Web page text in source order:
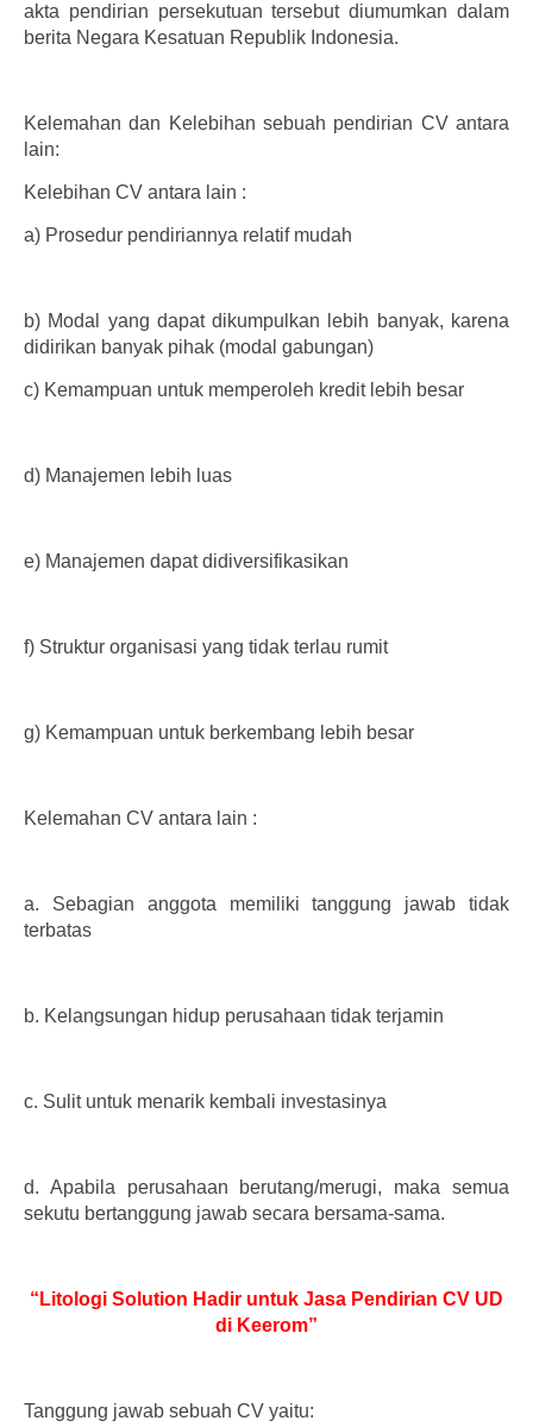
akta pendirian persekutuan tersebut diumumkan dalam
berita Negara Kesatuan Republik Indonesia.
Kelemahan dan Kelebihan sebuah pendirian CV antara
lain:
Kelebihan CV antara lain :
a) Prosedur pendiriannya relatif mudah
b) Modal yang dapat dikumpulkan lebih banyak, karena
didirikan banyak pihak (modal gabungan)
c) Kemampuan untuk memperoleh kredit lebih besar
d) Manajemen lebih luas
e) Manajemen dapat didiversifikasikan
f) Struktur organisasi yang tidak terlau rumit
g) Kemampuan untuk berkembang lebih besar
Kelemahan CV antara lain :
a.
Sebagian anggota memiliki tanggung jawab tidak
terbatas
b. Kelangsungan hidup perusahaan tidak terjamin
c. Sulit untuk menarik kembali investasinya
d. Apabila perusahaan berutang/merugi, maka semua
sekutu bertanggung jawab secara bersama-sama.
“Litologi Solution Hadir untuk Jasa Pendirian CV UD
di Keerom”
Tanggung jawab sebuah CV yaitu: